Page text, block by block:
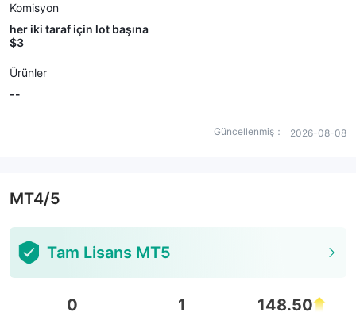
Komisyon
her iki taraf için lot başına
$3
Ürünler
--
Güncellenmiş： 2026-08-08
MT4/5
Tam Lisans MT5
0 1 148.50